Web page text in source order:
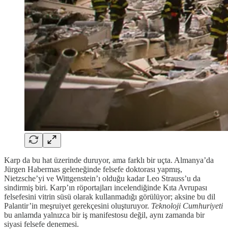
Karp da bu hat üzerinde duruyor, ama farklı bir uçta. Almanya’da
Jürgen Habermas geleneğinde felsefe doktorası yapmış,
Nietzsche’yi ve Wittgenstein’ı olduğu kadar Leo Strauss’u da
sindirmiş biri. Karp’ın röportajları incelendiğinde Kıta Avrupası
felsefesini vitrin süsü olarak kullanmadığı görülüyor; aksine bu dil
Palantir’in meşruiyet gerekçesini oluşturuyor. Teknoloji Cumhuriyeti
bu anlamda yalnızca bir iş manifestosu değil, aynı zamanda bir
siyasi felsefe denemesi.